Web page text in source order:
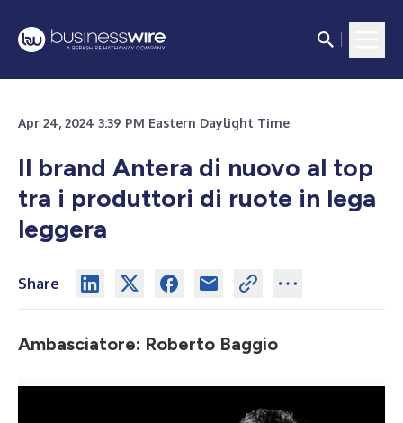
Apr 24, 2024 3:39 PM Eastern Daylight Time
Il brand Antera di nuovo al top
tra i produttori di ruote in lega
leggera
Share
Ambasciatore: Roberto Baggio